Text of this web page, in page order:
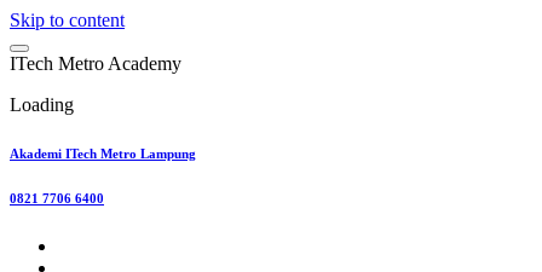
Skip to content
ITech Metro Academy
Loading
Akademi ITech Metro Lampung
0821 7706 6400